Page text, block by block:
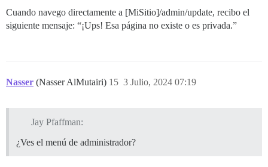
Cuando navego directamente a [MiSitio]/admin/update, recibo el
siguiente mensaje: “¡Ups! Esa página no existe o es privada.”
Nasser (Nasser AlMutairi) 3 Julio, 2024 07:19
15
Jay Pfaffman:
¿Ves el menú de administrador?